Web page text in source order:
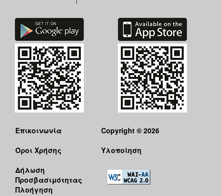
Επικοινωνία
Όροι Χρήσης
Δήλωση
Προσβασιμότητας
Πλοήγηση
Copyright © 2026
Υλοποίηση